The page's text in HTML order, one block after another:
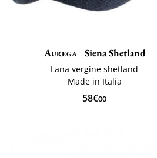
Aurega Siena Shetland
Lana vergine shetland
Made in Italia
58€00